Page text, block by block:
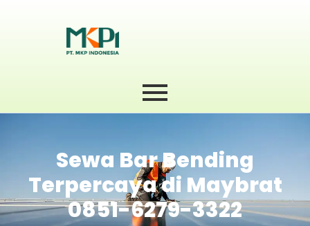
Sewa Bar Bending
Terpercaya di Maybrat
0851-6279-3322